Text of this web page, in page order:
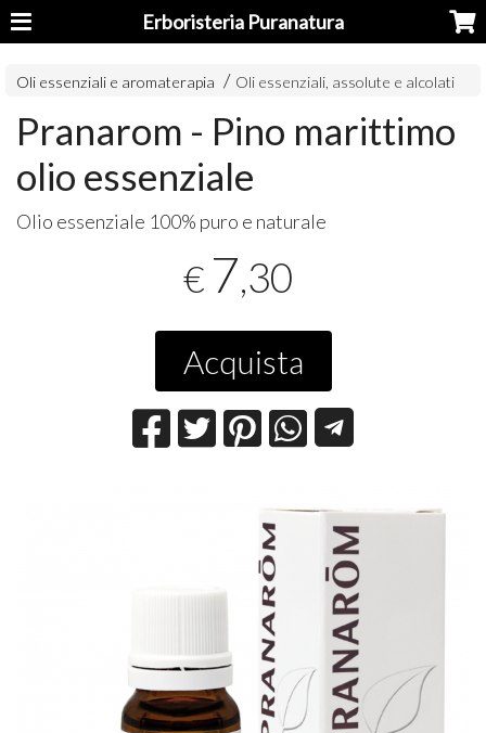
Erboristeria Puranatura
Oli essenziali e aromaterapia Oli essenziali, assolute e alcolati
Pranarom - Pino marittimo
olio essenziale
Olio essenziale 100% puro e naturale
€ 7,30
Acquista